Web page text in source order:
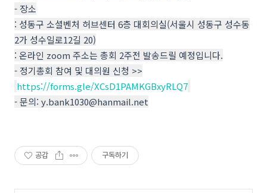
- 장소
: 성동구 소셜벤처 허브센터 6층 대회의실(서울시 성동구 성수동
2가 성수일로12길 20)
: 온라인 zoom 주소는 총회 2주전 발송드릴 예정입니다.
- 정기총회 참여 및 대의원 신청 >>
https://forms.gle/XCsD1PAMKGBxyRLQ7
- 문의: y.bank1030@hanmail.net
공감 구독하기